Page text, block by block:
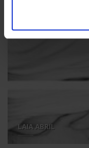
LAIA ABRIL